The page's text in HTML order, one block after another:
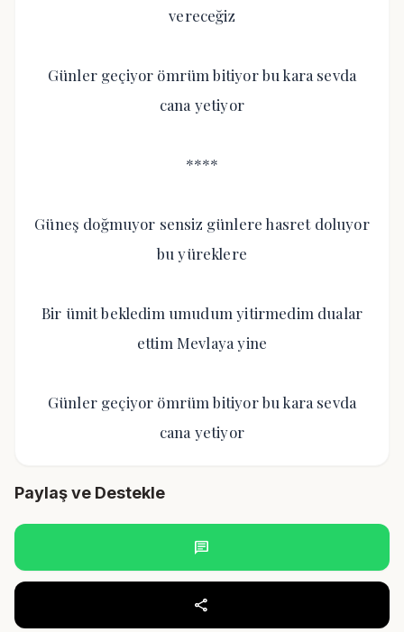
vereceğiz
Günler geçiyor ömrüm bitiyor bu kara sevda
cana yetiyor
****
Güneş doğmuyor sensiz günlere hasret doluyor
bu yüreklere
Bir ümit bekledim umudum yitirmedim dualar
ettim Mevlaya yine
Günler geçiyor ömrüm bitiyor bu kara sevda
cana yetiyor
Paylaş ve Destekle
chat
share